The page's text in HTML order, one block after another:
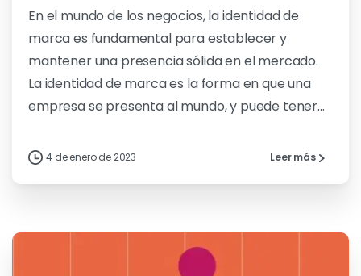
En el mundo de los negocios, la identidad de
marca es fundamental para establecer y
mantener una presencia sólida en el mercado.
La identidad de marca es la forma en que una
empresa se presenta al mundo, y puede tener...
4 de enero de 2023 Leer más